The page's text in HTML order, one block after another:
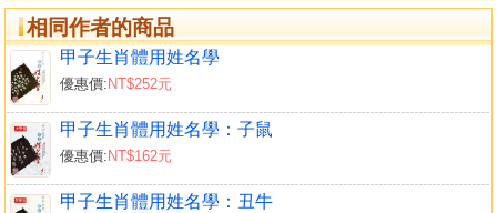
相同作者的商品
甲子生肖體用姓名學
優惠價: NT$252元
甲子生肖體用姓名學：子鼠
優惠價: NT$162元
甲子生肖體用姓名學：丑牛
酉（雞）生剋
酉（雞）生肖五行生剋之六種型態
酉（雞）喜忌
酉（雞）生人生月吉凶
姓名解析範例
戌狗
戌（狗）年出生之姓名吉凶概論
戌（狗）生剋